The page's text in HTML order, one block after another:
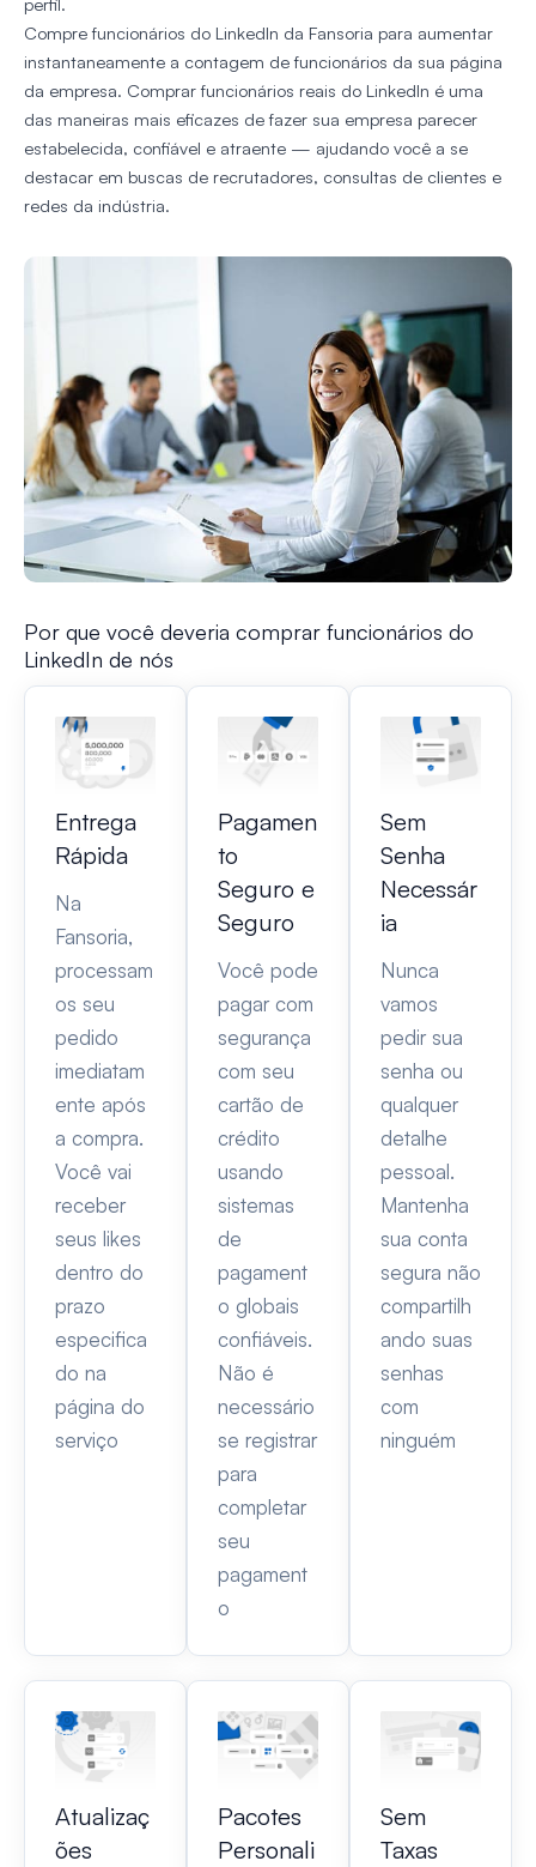
Compre funcionários do LinkedIn da Fansoria para aumentar
instantaneamente a contagem de funcionários da sua página
da empresa. Comprar funcionários reais do LinkedIn é uma
das maneiras mais eficazes de fazer sua empresa parecer
estabelecida, confiável e atraente — ajudando você a se
destacar em buscas de recrutadores, consultas de clientes e
redes da indústria.
Por que você deveria comprar funcionários do
LinkedIn de nós
Entrega
Rápida
Na
Fansoria,
processam
os seu
pedido
imediatam
ente após
a compra.
Você vai
receber
seus likes
dentro do
prazo
especifica
do na
página do
serviço
Pagamen
to
Seguro e
Seguro
Você pode
pagar com
segurança
com seu
cartão de
crédito
usando
sistemas
de
pagament
o globais
confiáveis.
Não é
necessário
se registrar
para
completar
seu
pagament
o
Sem
Senha
Necessár
ia
Nunca
vamos
pedir sua
senha ou
qualquer
detalhe
pessoal.
Mantenha
sua conta
segura não
compartilh
ando suas
senhas
com
ninguém
Atualizaç
ões
Pacotes
Personali
Sem
Taxas